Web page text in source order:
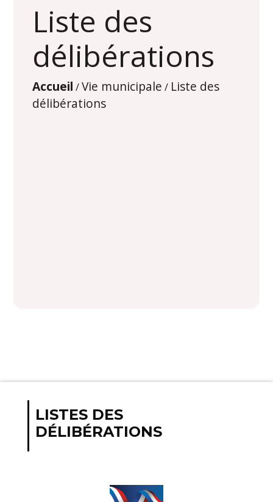
Liste des
délibérations
Accueil /Vie municipale / Liste des
délibérations
LISTES DES
DÉLIBÉRATIONS